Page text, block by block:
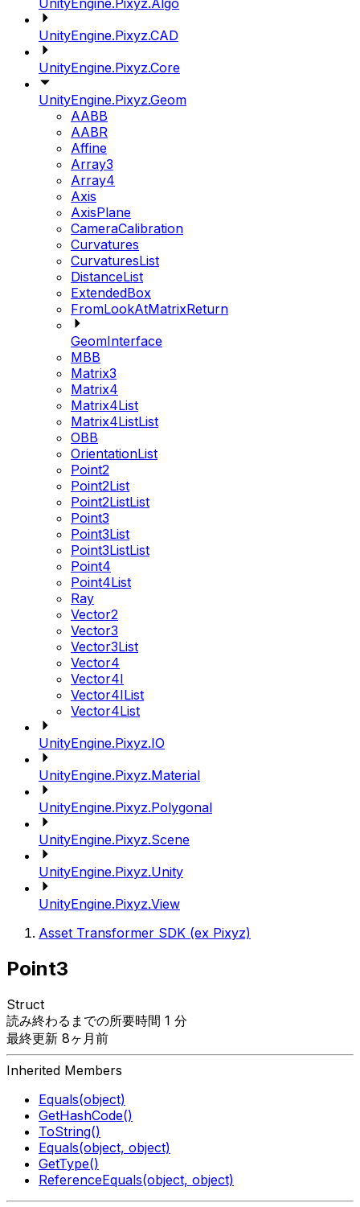
UnityEngine.Pixyz.Algo
UnityEngine.Pixyz.CAD
UnityEngine.Pixyz.Core
UnityEngine.Pixyz.Geom
AABB
AABR
Affine
Array3
Array4
Axis
AxisPlane
CameraCalibration
Curvatures
CurvaturesList
DistanceList
ExtendedBox
FromLookAtMatrixReturn
GeomInterface
MBB
Matrix3
Matrix4
Matrix4List
Matrix4ListList
OBB
OrientationList
Point2
Point2List
Point2ListList
Point3
Point3List
Point3ListList
Point4
Point4List
Ray
Vector2
Vector3
Vector3List
Vector4
Vector4I
Vector4IList
Vector4List
UnityEngine.Pixyz.IO
UnityEngine.Pixyz.Material
UnityEngine.Pixyz.Polygonal
UnityEngine.Pixyz.Scene
UnityEngine.Pixyz.Unity
UnityEngine.Pixyz.View
Asset Transformer SDK (ex Pixyz)
Point3
Struct
読み終わるまでの所要時間 1 分
最終更新 8ヶ月前
Inherited Members
Equals(object)
GetHashCode()
ToString()
Equals(object, object)
GetType()
ReferenceEquals(object, object)